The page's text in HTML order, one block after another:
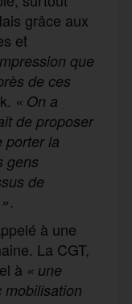
grâce aux
et
que
de ces
« On a
de proposer
porter la
gens
de
.
à une
La CGT,
à « une
mobilisation